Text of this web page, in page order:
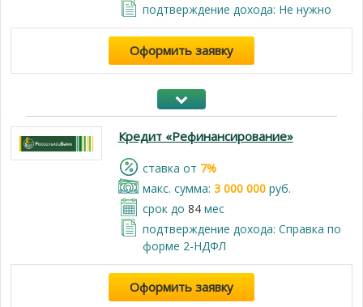
подтверждение дохода: Не нужно
Оформить заявку
Кредит «Рефинансирование»
cтавка от 7%
макс. сумма: 3 000 000руб.
срок до 84мес
подтверждение дохода: Справка по
форме 2-НДФЛ
Оформить заявку